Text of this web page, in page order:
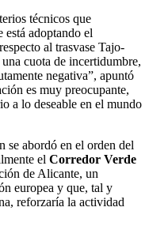
técnicos que
está adoptando el
al trasvase Tajo-
cuota de incertidumbre,
negativa”, apuntó
es muy preocupante,
a lo deseable en el mundo
se abordó en el orden del
el Corredor Verde
de Alicante, un
europea y que, tal y
reforzaría la actividad